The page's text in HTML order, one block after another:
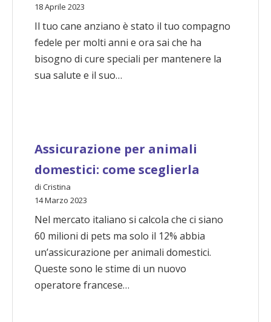
18 Aprile 2023
Il tuo cane anziano è stato il tuo compagno
fedele per molti anni e ora sai che ha
bisogno di cure speciali per mantenere la
sua salute e il suo…
Assicurazione per animali
domestici: come sceglierla
di Cristina
14 Marzo 2023
Nel mercato italiano si calcola che ci siano
60 milioni di pets ma solo il 12% abbia
un’assicurazione per animali domestici.
Queste sono le stime di un nuovo
operatore francese…